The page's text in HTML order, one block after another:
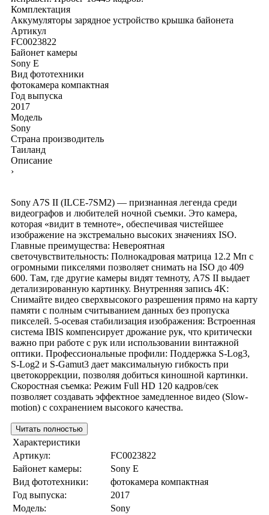
Комплектация
Аккумуляторы зарядное устройство крышка байонета
Артикул
FC0023822
Байонет камеры
Sony E
Вид фототехники
фотокамера компактная
Год выпуска
2017
Модель
Sony
Страна производитель
Таиланд
Описание
›
Sony A7S II (ILCE-7SM2) — признанная легенда среди
видеографов и любителей ночной съемки. Это камера,
которая «видит в темноте», обеспечивая чистейшее
изображение на экстремально высоких значениях ISO.
Главные преимущества: Невероятная
светочувствительность: Полнокадровая матрица 12.2 Мп с
огромными пикселями позволяет снимать на ISO до 409
600. Там, где другие камеры видят темноту, A7S II выдает
детализированную картинку. Внутренняя запись 4K:
Снимайте видео сверхвысокого разрешения прямо на карту
памяти с полным считыванием данных без пропуска
пикселей. 5-осевая стабилизация изображения: Встроенная
система IBIS компенсирует дрожание рук, что критически
важно при работе с рук или использовании винтажной
оптики. Профессиональные профили: Поддержка S-Log3,
S-Log2 и S-Gamut3 дает максимальную гибкость при
цветокоррекции, позволяя добиться киношной картинки.
Скоростная съемка: Режим Full HD 120 кадров/сек
позволяет создавать эффектное замедленное видео (Slow-
motion) с сохранением высокого качества.
Читать полностью
Характеристики
Артикул:
FC0023822
Байонет камеры:
Sony E
Вид фототехники:
фотокамера компактная
Год выпуска:
2017
Модель:
Sony